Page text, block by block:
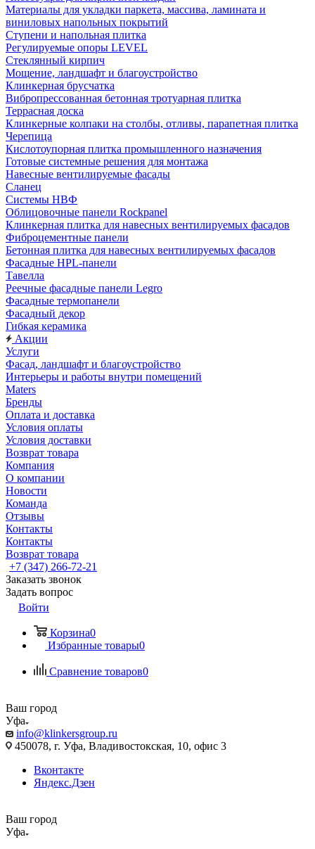
Материалы для укладки паркета, массива, ламината и
виниловых напольных покрытий
Ступени и напольная плитка
Регулируемые опоры LEVEL
Cтеклянный кирпич
Мощение, ландшафт и благоустройство
Клинкерная брусчатка
Вибропрессованная бетонная тротуарная плитка
Террасная доска
Клинкерные колпаки на столбы, отливы, парапетная плитка
Черепица
Кислотоупорная плитка промышленного назначения
Готовые системные решения для монтажа
Навесные вентилируемые фасады
Сланец
Системы НВФ
Облицовочные панели Rockpanel
Клинкерная плитка для навесных вентилируемых фасадов
Фиброцементные панели
Бетонная плитка для навесных вентилируемых фасадов
Фасадные HPL-панели
Тавелла
Реечные фасадные панели Legro
Фасадные термопанели
Фасадный декор
Гибкая керамика
Акции
Услуги
Фасад, ландшафт и благоустройство
Интерьеры и работы внутри помещений
Maters
Бренды
Оплата и доставка
Условия оплаты
Условия доставки
Возврат товара
Компания
О компании
Новости
Команда
Отзывы
Контакты
Контакты
Возврат товара
+7 (347) 266-72-21
Заказать звонок
Задать вопрос
Войти
Корзина0
Избранные товары0
Сравнение товаров0
Ваш город
Уфа
info@klinkersgroup.ru
450078, г. Уфа, Владивостокская, 10, офис 3
Вконтакте
Яндекс.Дзен
Ваш город
Уфа